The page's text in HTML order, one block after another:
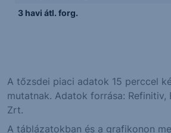
3 havi átl. forg.
A tőzsdei piaci adatok 15 perccel
mutatnak. Adatok forrása: Refinitiv,
Zrt.
A táblázatokban és a grafikonon